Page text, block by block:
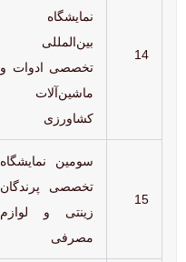
14
نمایشگاه
بین‌المللی
تخصصی ادوات و
ماشین‌آلات
کشاورزی
15
سومین نمایشگاه
تخصصی پرندگان
زینتی و لوازم
مصرفی